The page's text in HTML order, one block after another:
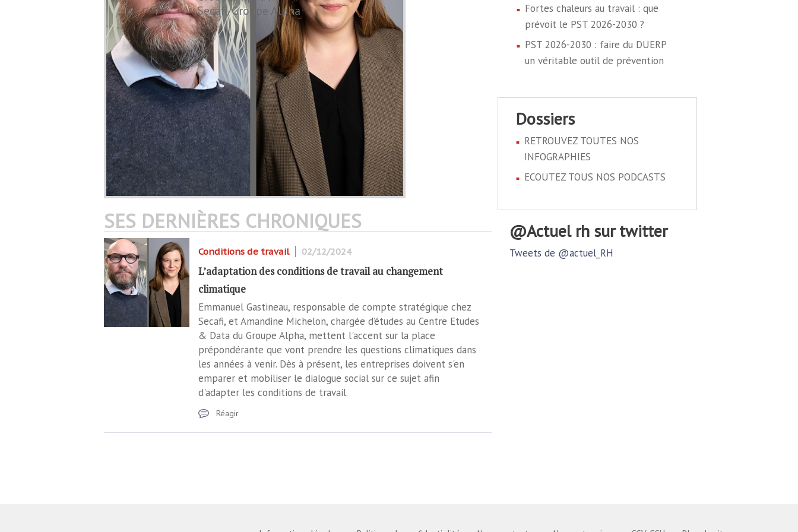
Secafi/Groupe Alpha
SES DERNIÈRES CHRONIQUES
Conditions de travail 02/12/2024
L’adaptation des conditions de travail au changement
climatique
Emmanuel Gastineau, responsable de compte stratégique chez
Secafi, et Amandine Michelon, chargée d’études au Centre Etudes
& Data du Groupe Alpha, mettent l'accent sur la place
prépondérante que vont prendre les questions climatiques dans
les années à venir. Dès à présent, les entreprises doivent s'en
emparer et mobiliser le dialogue social sur ce sujet afin
d'adapter les conditions de travail.
Réagir
Fortes chaleurs au travail : que
prévoit le PST 2026-2030 ?
PST 2026-2030 : faire du DUERP
un véritable outil de prévention
dossiers
RETROUVEZ TOUTES NOS
INFOGRAPHIES
ECOUTEZ TOUS NOS PODCASTS
@actuel rh sur twitter
Tweets de @actuel_RH